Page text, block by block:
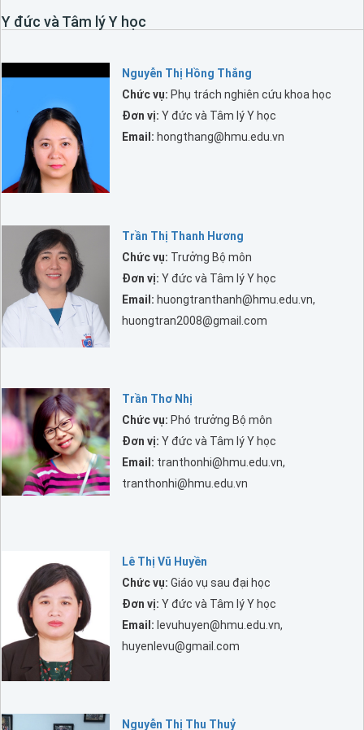
Y đức và Tâm lý Y học
Nguyễn Thị Hồng Thắng
Chức vụ: Phụ trách nghiên cứu khoa học
Đơn vị: Y đức và Tâm lý Y học
Email: hongthang@hmu.edu.vn
Trần Thị Thanh Hương
Chức vụ: Trưởng Bộ môn
Đơn vị: Y đức và Tâm lý Y học
Email: huongtranthanh@hmu.edu.vn,
huongtran2008@gmail.com
Trần Thơ Nhị
Chức vụ: Phó trưởng Bộ môn
Đơn vị: Y đức và Tâm lý Y học
Email: tranthonhi@hmu.edu.vn,
tranthonhi@hmu.edu.vn
Lê Thị Vũ Huyền
Chức vụ: Giáo vụ sau đại học
Đơn vị: Y đức và Tâm lý Y học
Email: levuhuyen@hmu.edu.vn,
huyenlevu@gmail.com
Nguyễn Thị Thu Thuỷ